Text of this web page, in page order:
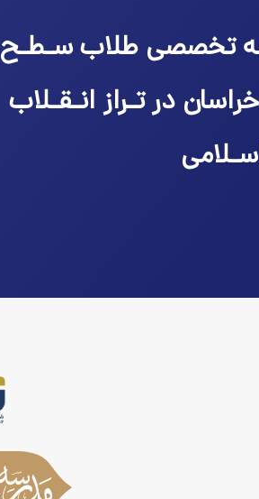
تخصصی طلاب سـطـح
در تـراز انـقـلاب